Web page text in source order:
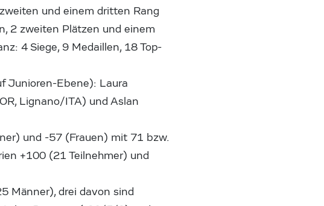
und einem dritten Rang
2 zweiten Plätzen und einem
4 Siege, 9 Medaillen, 18 Top-
Junioren-Ebene): Laura
Lignano/ITA) und Aslan
und -57 (Frauen) mit 71 bzw.
+100 (21 Teilnehmer) und
Männer), drei davon sind